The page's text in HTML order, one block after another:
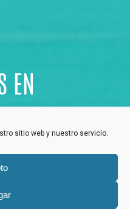
sitio web y nuestro servicio.
EN
encanto de Benicàssim
percibe y disfruta
o con amigos.